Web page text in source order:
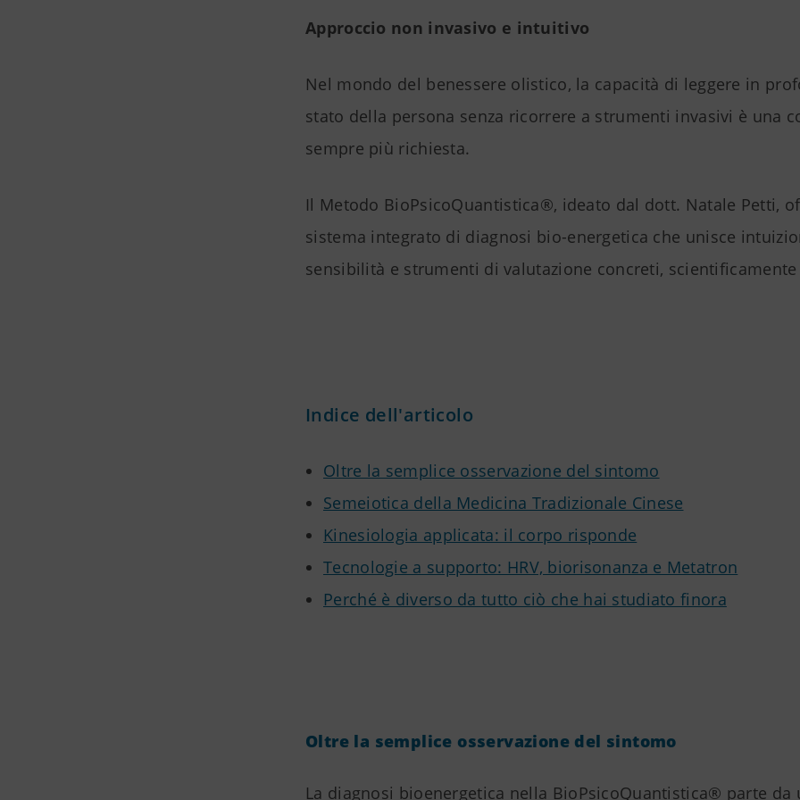
Approccio non invasivo e intuitivo
Nel mondo del benessere olistico, la capacità di leggere in
stato della persona senza ricorrere a strumenti invasivi è una
sempre più richiesta.
Il Metodo BioPsicoQuantistica®, ideato dal dott. Natale Petti,
sistema integrato di diagnosi bio-energetica che unisce
sensibilità e strumenti di valutazione concreti,
Indice dell'articolo
Oltre la semplice osservazione del sintomo
Semeiotica della Medicina Tradizionale Cinese
Kinesiologia applicata: il corpo risponde
Tecnologie a supporto: HRV, biorisonanza e Metatron
Perché è diverso da tutto ciò che hai studiato finora
Oltre la semplice osservazione del sintomo
La diagnosi bioenergetica nella BioPsicoQuantistica® parte da